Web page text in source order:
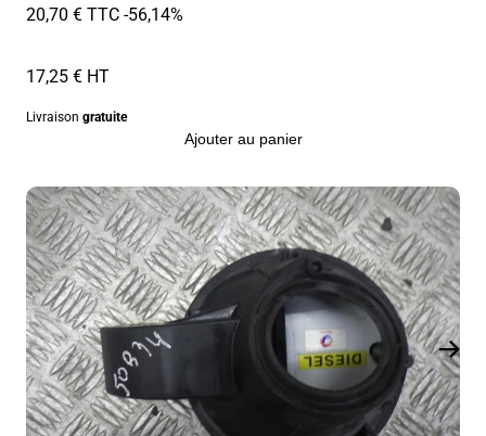
20,70 € TTC-56,14%
17,25 € HT
Livraison gratuite
Ajouter au panier